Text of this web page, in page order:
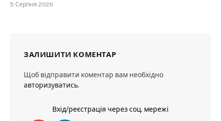
5 Серпня 2026
ЗАЛИШИТИ КОМЕНТАР
Щоб відправити коментар вам необхідно
авторизуватись.
Вхід/реєстрація через соц. мережі